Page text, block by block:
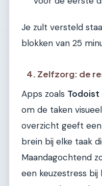
Je zult versteld
blokken van 25
4. Zelfzorg: de
Apps zoals Todoist
om de taken
overzicht geeft
brein bij elke taak
Maandagochtend
een keuzestress